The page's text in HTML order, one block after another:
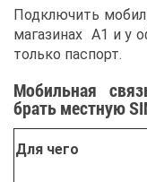
Под­клю­чить
ма­га­зи­нах A1 и у
толь­ко пас­порт.
Мо­биль­ная
брать мест­ную
Для че­го